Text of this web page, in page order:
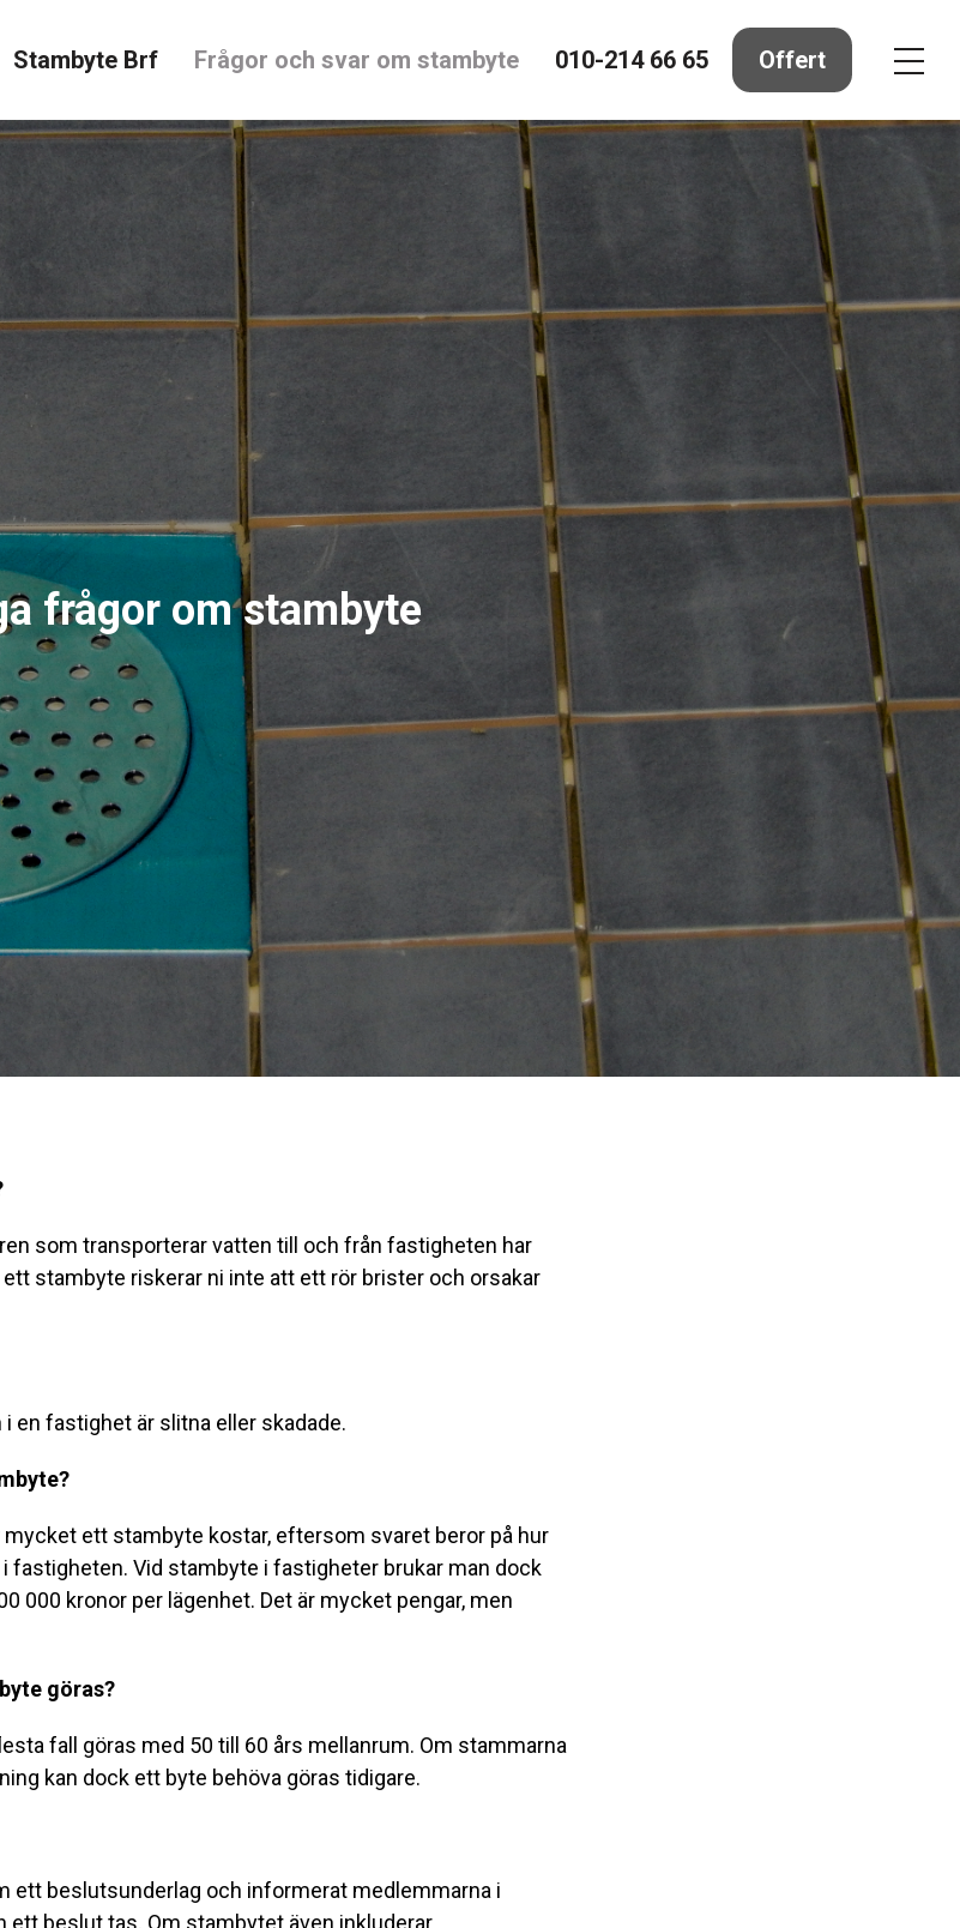
Stambyte Brf Frågor och svar om stambyte 010-214 66 65 Offert
frågor om stambyte
som transporterar vatten till och från fastigheten har
stambyte riskerar ni inte att ett rör brister och orsakar
en fastighet är slitna eller skadade.
mycket ett stambyte kostar, eftersom svaret beror på hur
fastigheten. Vid stambyte i fastigheter brukar man dock
000 kronor per lägenhet. Det är mycket pengar, men
göras?
fall göras med 50 till 60 års mellanrum. Om stammarna
kan dock ett byte behöva göras tidigare.
ett beslutsunderlag och informerat medlemmarna i
ett beslut tas. Om stambytet även inkluderar